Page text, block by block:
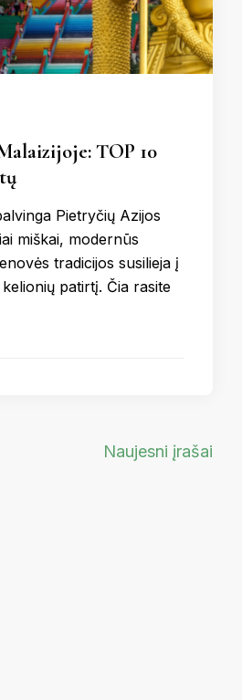
TOP 10
Pietryčių Azijos
miškai, modernūs
tradicijos susilieja į
patirtį. Čia rasite
Naujesni įrašai